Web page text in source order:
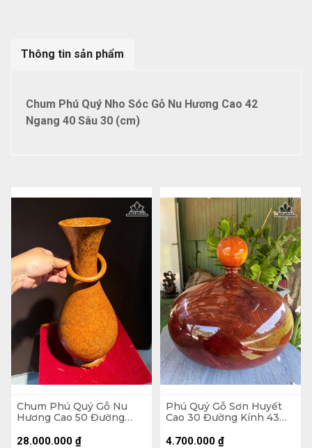
Thông tin sản phẩm
Chum Phú Quý Nho Sóc Gỗ Nu Hương Cao 42
Ngang 40 Sâu 30 (cm)
Chum Phú Quý Gỗ Nu
Hương Cao 50 Đường
28.000.000 ₫
Phú Quý Gỗ Sơn Huyết
Cao 30 Đường Kính 43
4.700.000 ₫